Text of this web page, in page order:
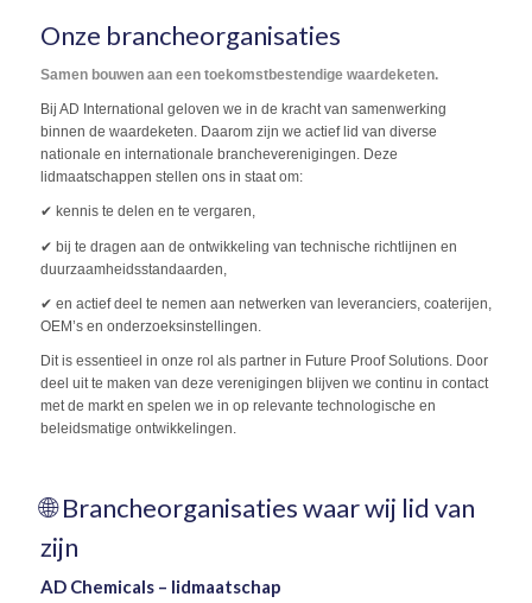
Onze brancheorganisaties
Samen bouwen aan een toekomstbestendige waardeketen.
Bij AD International geloven we in de kracht van samenwerking
binnen de waardeketen. Daarom zijn we actief lid van diverse
nationale en internationale brancheverenigingen. Deze
lidmaatschappen stellen ons in staat om:
✔ kennis te delen en te vergaren,
✔ bij te dragen aan de ontwikkeling van technische richtlijnen en
duurzaamheidsstandaarden,
✔ en actief deel te nemen aan netwerken van leveranciers, coaterijen,
OEM’s en onderzoeksinstellingen.
Dit is essentieel in onze rol als partner in Future Proof Solutions. Door
deel uit te maken van deze verenigingen blijven we continu in contact
met de markt en spelen we in op relevante technologische en
beleidsmatige ontwikkelingen.
🌐 Brancheorganisaties waar wij lid van
zijn
AD Chemicals – lidmaatschap